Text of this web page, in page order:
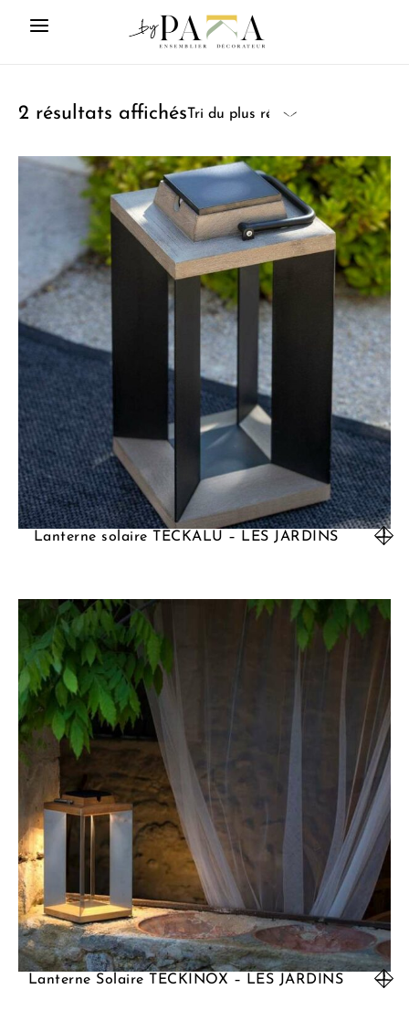
2 résultats affichés
Lanterne solaire TECKALU – LES JARDINS
Lanterne Solaire TECKINOX – LES JARDINS